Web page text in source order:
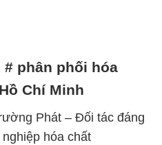
phân phối hóa
Chí Minh
Phát – Đối tác đáng
hóa chất